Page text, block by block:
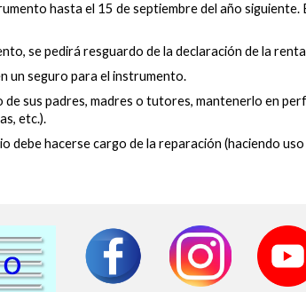
hasta el 15 de septiembre del año siguiente.
se pedirá resguardo de la declaración de la
un seguro para el instrumento.
de sus padres, madres o tutores, mantenerlo en
etc.).
hacerse cargo de la reparación (haciendo